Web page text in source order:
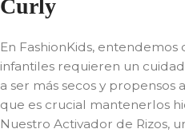
Curly
En FashionKids,
infantiles requieren un
a ser más secos y
que es crucial mantenerlos
Nuestro Activador de Rizos,